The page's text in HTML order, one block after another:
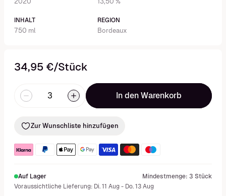
INHALT
750 ml
REGION
Bordeaux
34,95 €/Stück
In den Warenkorb
Zur Wunschliste hinzufügen
Auf Lager
Mindestmenge: 3 Stück
Voraussichtliche Lieferung: Di. 11 Aug - Do. 13 Aug